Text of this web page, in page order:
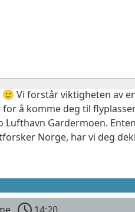
Vi forstår viktigheten av
å komme deg til
Gardermoen.
Norge, har vi deg